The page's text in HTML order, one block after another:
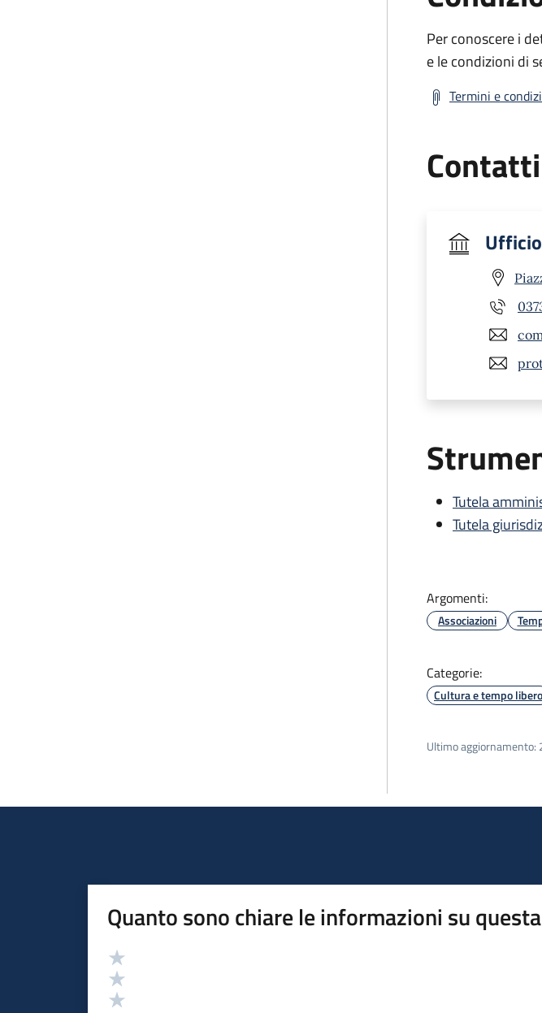
Per conoscere i
e le condizioni di
Termini e
Contatti
Tutela
Tutela
Argomenti:
Associazioni
Categorie:
Cultura e tempo libero
Ultimo aggiornamento:
Quanto sono chiare le informazioni su
Valutazione